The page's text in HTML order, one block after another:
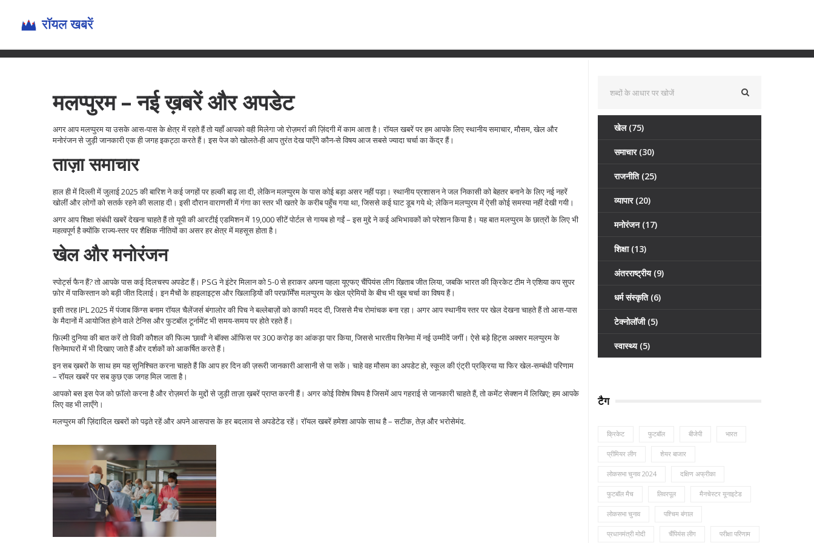
मलप्पुरम – नई ख़बरें और अपडेट
अगर आप मलप्पुरम या उसके आस‑पास के क्षेत्र में रहते हैं तो यहाँ आपको वही मिलेगा जो रोज़मर्रा की ज़िंदगी में काम आता है। रॉयल खबरें पर हम आपके लिए स्थानीय समाचार, मौसम, खेल और
मनोरंजन से जुड़ी जानकारी एक ही जगह इकट्ठा करते हैं। इस पेज को खोलते‑ही आप तुरंत देख पाएँगे कौन‑से विषय आज सबसे ज्यादा चर्चा का केंद्र हैं।
ताज़ा समाचार
हाल ही में दिल्ली में जुलाई 2025 की बारिश ने कई जगहों पर हल्की बाढ़ ला दी, लेकिन मलप्पुरम के पास कोई बड़ा असर नहीं पड़ा। स्थानीय प्रशासन ने जल निकासी को बेहतर बनाने के लिए नई नहरें
खोलीं और लोगों को सतर्क रहने की सलाह दी। इसी दौरान वाराणसी में गंगा का स्तर भी खतरे के करीब पहुँच गया था, जिससे कई घाट डूब गये थे; लेकिन मलप्पुरम में ऐसी कोई समस्या नहीं देखी गयी।
अगर आप शिक्षा संबंधी खबरें देखना चाहते हैं तो यूपी की आरटीई एडमिशन में 19,000 सीटें पोर्टल से गायब हो गईं – इस मुद्दे ने कई अभिभावकों को परेशान किया है। यह बात मलप्पुरम के छात्रों के लिए भी
महत्वपूर्ण है क्योंकि राज्य‑स्तर पर शैक्षिक नीतियों का असर हर क्षेत्र में महसूस होता है।
खेल और मनोरंजन
स्पोर्ट्स फैन हैं? तो आपके पास कई दिलचस्प अपडेट हैं। PSG ने इंटेर मिलान को 5-0 से हराकर अपना पहला यूएफए चैंपियंस लीग खिताब जीत लिया, जबकि भारत की क्रिकेट टीम ने एशिया कप सुपर
फ़ोर में पाकिस्तान को बड़ी जीत दिलाई। इन मैचों के हाइलाइट्स और खिलाड़ियों की परफ़ॉर्मेंस मलप्पुरम के खेल प्रेमियों के बीच भी खूब चर्चा का विषय हैं।
इसी तरह IPL 2025 में पंजाब किंग्स बनाम रॉयल चैलेंजर्स बंगालोर की पिच ने बल्लेबाज़ों को काफी मदद दी, जिससे मैच रोमांचक बना रहा। अगर आप स्थानीय स्तर पर खेल देखना चाहते हैं तो आस‑पास
के मैदानों में आयोजित होने वाले टेनिस और फुटबॉल टूर्नामेंट भी समय-समय पर होते रहते हैं।
फ़िल्मी दुनिया की बात करें तो विकी कौशल की फिल्म ‘छावाँ’ ने बॉक्स ऑफिस पर 300 करोड़ का आंकड़ा पार किया, जिससे भारतीय सिनेमा में नई उम्मीदें जगीं। ऐसे बड़े हिट्स अक्सर मलप्पुरम के
सिनेमाघरों में भी दिखाए जाते हैं और दर्शकों को आकर्षित करते हैं।
इन सब ख़बरों के साथ हम यह सुनिश्चित करना चाहते हैं कि आप हर दिन की ज़रूरी जानकारी आसानी से पा सकें। चाहे वह मौसम का अपडेट हो, स्कूल की एंट्री प्रक्रिया या फिर खेल‑सम्बंधी परिणाम
– रॉयल खबरें पर सब कुछ एक जगह मिल जाता है।
आपको बस इस पेज को फ़ॉलो करना है और रोज़मर्रा के मुद्दों से जुड़ी ताज़ा ख़बरें प्राप्त करनी हैं। अगर कोई विशेष विषय है जिसमें आप गहराई से जानकारी चाहते हैं, तो कमेंट सेक्शन में लिखिए; हम आपके
लिए वह भी लाएँगे।
मलप्पुरम की ज़िंदादिल खबरों को पढ़ते रहें और अपने आसपास के हर बदलाव से अपडेटेड रहें। रॉयल खबरें हमेशा आपके साथ है – सटीक, तेज़ और भरोसेमंद.
खेल (75)
समाचार (30)
राजनीति (25)
व्यापार (20)
मनोरंजन (17)
शिक्षा (13)
अंतरराष्ट्रीय (9)
धर्म संस्कृति (6)
टेक्नोलॉजी (5)
स्वास्थ्य (5)
टैग
क्रिकेट फुटबॉल बीजेपी भारत
प्रीमियर लीग शेयर बाजार
लोकसभा चुनाव 2024 दक्षिण अफ्रीका
फुटबॉल मैच लिवरपूल मैनचेस्टर यूनाइटेड
लोकसभा चुनाव पश्चिम बंगाल
प्रधानमंत्री मोदी चैंपियंस लीग परीक्षा परिणाम